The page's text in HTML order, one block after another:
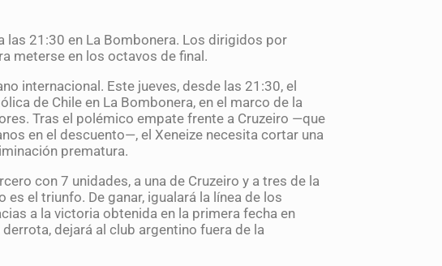
las 21:30 en La Bombonera. Los dirigidos por
meterse en los octavos de final.
internacional. Este jueves, desde las 21:30, el
de Chile en La Bombonera, en el marco de la
Tras el polémico empate frente a Cruzeiro —que
en el descuento—, el Xeneize necesita cortar una
prematura.
con 7 unidades, a una de Cruzeiro y a tres de la
el triunfo. De ganar, igualará la línea de los
a la victoria obtenida en la primera fecha en
dejará al club argentino fuera de la